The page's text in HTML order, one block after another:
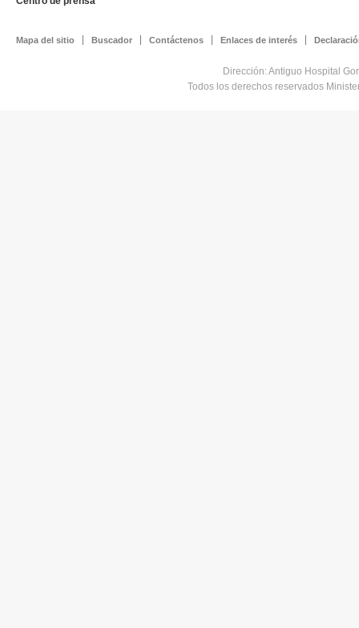
Mapa del sitio Buscador Contáctenos Enlaces de interés
Dirección: Antiguo Hospital
Todos los derechos reservados